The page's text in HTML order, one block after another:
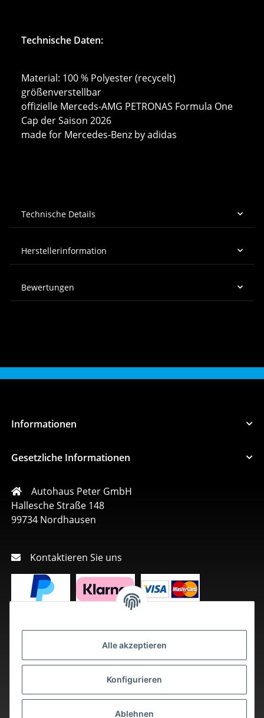
Alle akzeptieren
Konfigurieren
Ablehnen
Technische Daten:
Material: 100 % Polyester (recycelt)
größenverstellbar
offizielle Merceds-AMG PETRONAS Formula One
Cap der Saison 2026
made for Mercedes-Benz by adidas
Technische Details
Herstellerinformation
Bewertungen
Informationen
Gesetzliche Informationen
Autohaus Peter GmbH
Hallesche Straße 148
99734 Nordhausen
Kontaktieren Sie uns